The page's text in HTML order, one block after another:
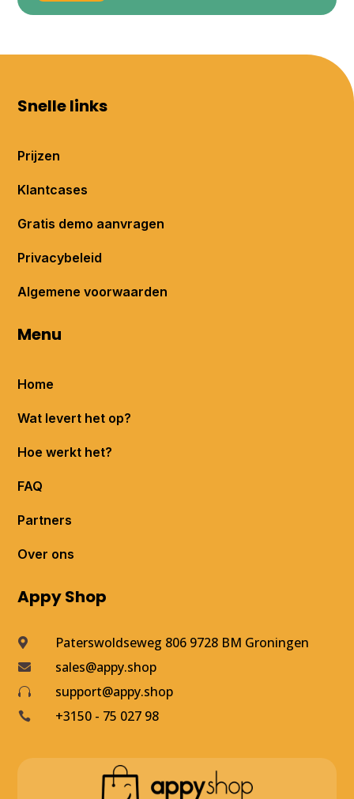
Snelle links
Prijzen
Klantcases
Gratis demo aanvragen
Privacybeleid
Algemene voorwaarden
Menu
Home
Wat levert het op?
Hoe werkt het?
FAQ
Partners
Over ons
Appy Shop
 Paterswoldseweg 806 9728 BM Groningen
 sales@appy.shop
 support@appy.shop
 +3150 - 75 027 98